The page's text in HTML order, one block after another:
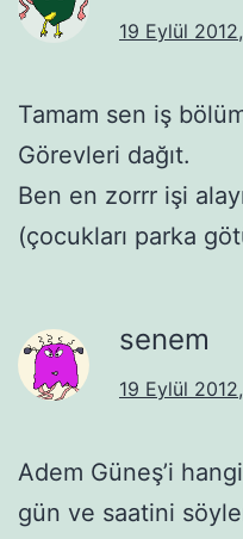
19 Eylül
Tamam sen iş
Görevleri dağıt.
Ben en zorrr işi
(çocukları parka
senem
19 Eylül
Adem Güneş’i
gün ve saatini